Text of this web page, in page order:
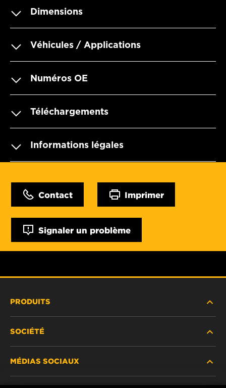
Dimensions
Véhicules / Applications
Numéros OE
Téléchargements
Informations légales
Contact Imprimer
Signaler un problème
PRODUITS
PRODUITS ABANDONNÉS / REMPLACÉS
SOCIÉTÉ
MÉDIAS SOCIAUX